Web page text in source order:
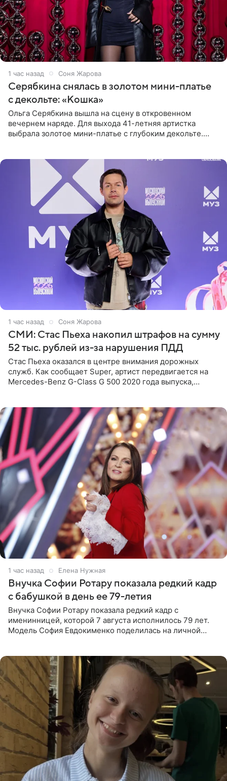
1 час назад Соня Жарова
Серябкина снялась в золотом мини-платье
с декольте: «Кошка»
Ольга Серябкина вышла на сцену в откровенном
вечернем наряде. Для выхода 41-летняя артистка
выбрала золотое мини-платье с глубоким декольте.
1 час назад Соня Жарова
СМИ: Стас Пьеха накопил штрафов на сумму
52 тыс. рублей из-за нарушения ПДД
Стас Пьеха оказался в центре внимания дорожных
служб. Как сообщает Super, артист передвигается на
Mercedes-Benz G-Class G 500 2020 года выпуска,
1 час назад Елена Нужная
Внучка Софии Ротару показала редкий кадр
с бабушкой в день ее 79-летия
Внучка Софии Ротару показала редкий кадр с
именинницей, которой 7 августа исполнилось 79 лет.
Модель София Евдокименко поделилась на личной